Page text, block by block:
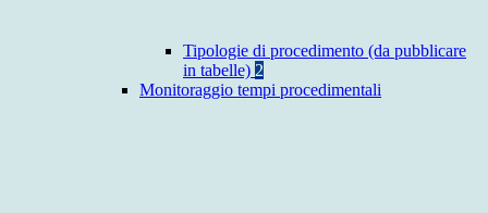
Tipologie di procedimento (da pubblicare
in tabelle) 2
Monitoraggio tempi procedimentali